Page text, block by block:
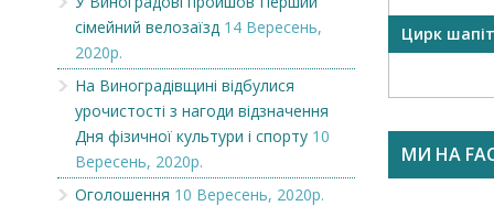
сімейний велозаїзд 14 Вересень,
2020р.
На Виноградівщині відбулися
урочистості з нагоди відзначення
Дня фізичної культури і спорту 10
Вересень, 2020р.
Оголошення 10 Вересень, 2020р.
Викупимо бруньки чорної
смородини...
Цирк
МИ НА